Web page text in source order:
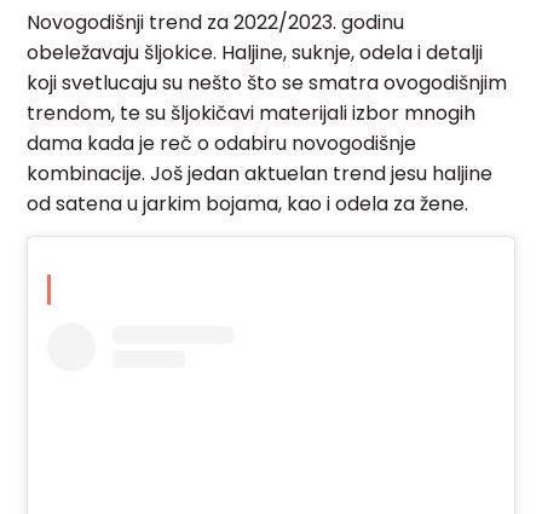
Novogodišnji trend za 2022/2023. godinu
obeležavaju šljokice. Haljine, suknje, odela i detalji
koji svetlucaju su nešto što se smatra ovogodišnjim
trendom, te su šljokičavi materijali izbor mnogih
dama kada je reč o odabiru novogodišnje
kombinacije. Još jedan aktuelan trend jesu haljine
od satena u jarkim bojama, kao i odela za žene.